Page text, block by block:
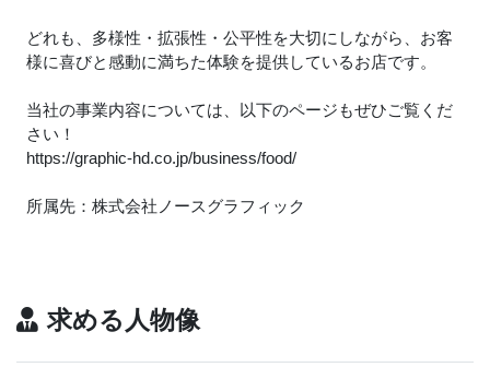
どれも、多様性・拡張性・公平性を大切にしながら、お客
様に喜びと感動に満ちた体験を提供しているお店です。
当社の事業内容については、以下のページもぜひご覧くだ
さい！
https://graphic-hd.co.jp/business/food/
所属先：株式会社ノースグラフィック
求める人物像